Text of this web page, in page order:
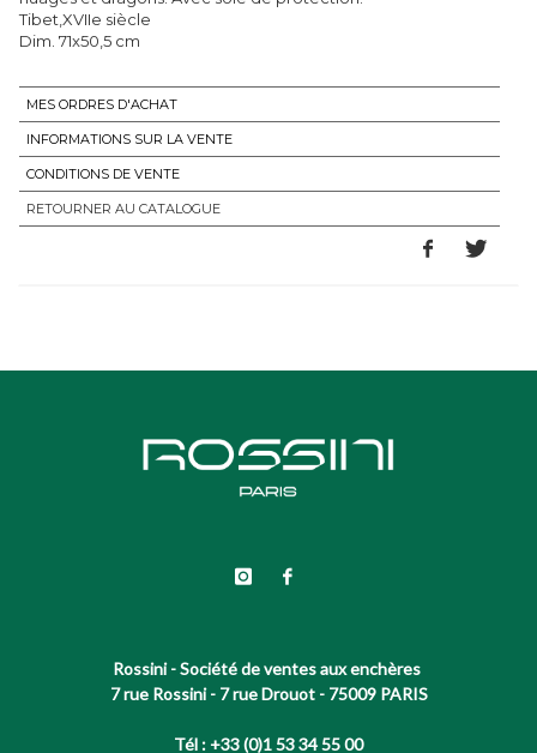
Tibet,XVIIe siècle
Dim. 71x50,5 cm
MES ORDRES D'ACHAT
INFORMATIONS SUR LA VENTE
CONDITIONS DE VENTE
RETOURNER AU CATALOGUE
Rossini - Société de ventes aux enchères
7 rue Rossini - 7 rue Drouot - 75009 PARIS
Tél : +33 (0)1 53 34 55 00